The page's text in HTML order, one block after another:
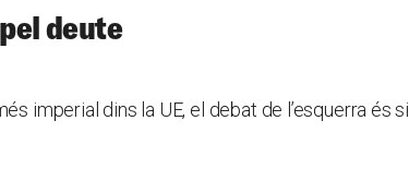
deute
imperial dins la UE, el debat de l’esquerra és si